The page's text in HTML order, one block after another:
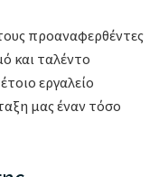
προαναφερθέντες
και ταλέντο
εργαλείο
μας έναν τόσο